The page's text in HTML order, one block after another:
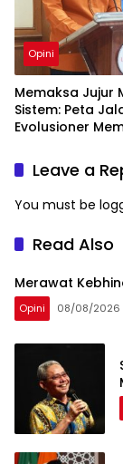
Opini
Memaksa Jujur
Sistem: Peta
Evolusioner
Leave a
You must be
Read Also
Merawat
Opini 08/08/2026